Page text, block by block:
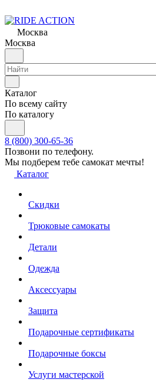
Москва
Москва
Каталог
По всему сайту
По каталогу
8 (800) 300-65-36
Позвони по телефону.
Мы подберем тебе самокат мечты!
Каталог
Скидки
Трюковые самокаты
Детали
Одежда
Аксессуары
Защита
Подарочные сертификаты
Подарочные боксы
Услуги мастерской